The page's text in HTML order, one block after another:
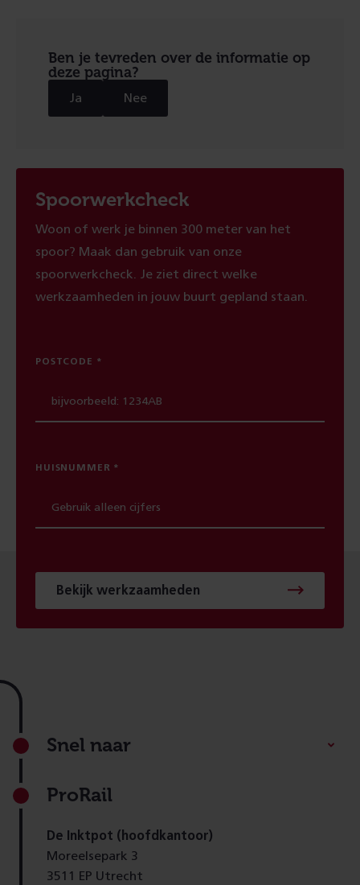
Ben je tevreden over de informatie op
deze pagina?
Ja Nee
Spoorwerkcheck
Woon of werk je binnen 300 meter van het
spoor? Maak dan gebruik van onze
spoorwerkcheck. Je ziet direct welke
werkzaamheden in jouw buurt gepland staan.
POSTCODE
HUISNUMMER
Bekijk werkzaamheden
Footer
Snel naar
ProRail
De Inktpot (hoofdkantoor)
Moreelsepark 3
3511 EP Utrecht